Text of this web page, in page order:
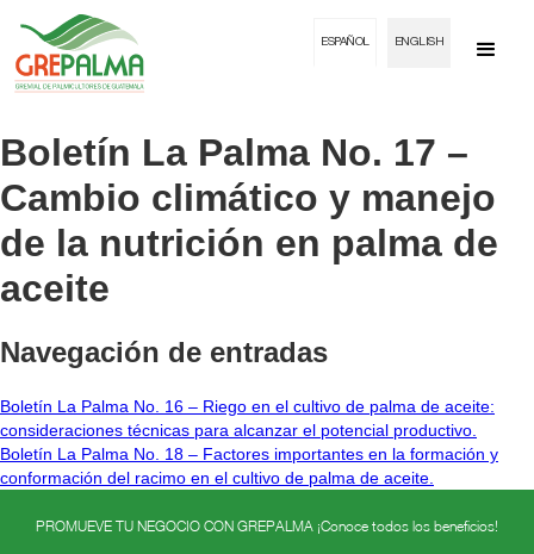
ESPAÑOL ENGLISH
Boletín La Palma No. 17 –
Cambio climático y manejo
de la nutrición en palma de
aceite
Navegación de entradas
Boletín La Palma No. 16 – Riego en el cultivo de palma de aceite:
consideraciones técnicas para alcanzar el potencial productivo.
Boletín La Palma No. 18 – Factores importantes en la formación y
conformación del racimo en el cultivo de palma de aceite.
PROMUEVE TU NEGOCIO CON GREPALMA ¡Conoce todos los beneficios!